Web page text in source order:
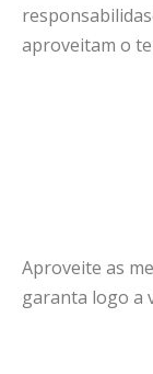
aproveitam o
Aproveite as
garanta logo a